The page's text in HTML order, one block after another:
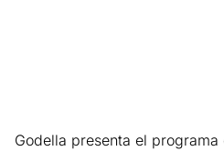
Godella presenta el